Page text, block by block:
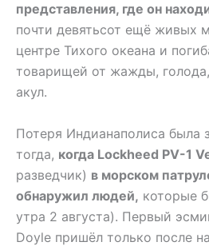
представления, где он
почти девятьсот ещё живых
центре Тихого океана и
товарищей от жажды,
акул.
Потеря Индианаполиса была
тогда, когда Lockheed PV-1
разведчик) в морском
обнаружил людей, которые
утра 2 августа). Первый
Doyle пришёл только после